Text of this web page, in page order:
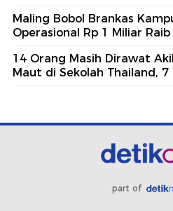
Maling Bobol Brankas
Operasional Rp 1 Miliar Raib
14 Orang Masih Dirawat
Maut di Sekolah Thailand, 7
part of